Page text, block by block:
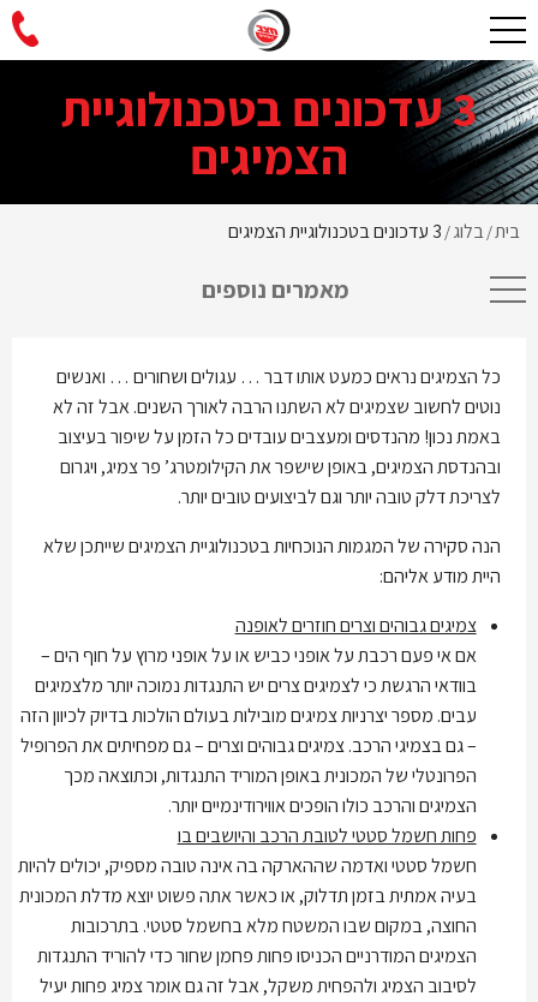
3 עדכונים בטכנולוגיית
הצמיגים
בית/בלוג/ 3 עדכונים בטכנולוגיית הצמיגים
מאמרים נוספים
כל הצמיגים נראים כמעט אותו דבר … עגולים ושחורים … ואנשים
נוטים לחשוב שצמיגים לא השתנו הרבה לאורך השנים. אבל זה לא
באמת נכון! מהנדסים ומעצבים עובדים כל הזמן על שיפור בעיצוב
ובהנדסת הצמיגים, באופן שישפר את הקילומטרג’ פר צמיג, ויגרום
לצריכת דלק טובה יותר וגם לביצועים טובים יותר.
הנה סקירה של המגמות הנוכחיות בטכנולוגיית הצמיגים שייתכן שלא
היית מודע אליהם:
צמיגים גבוהים וצרים חוזרים לאופנה
אם אי פעם רכבת על אופני כביש או על אופני מרוץ על חוף הים –
בוודאי הרגשת כי לצמיגים צרים יש התנגדות נמוכה יותר מלצמיגים
עבים. מספר יצרניות צמיגים מובילות בעולם הולכות בדיוק לכיוון הזה
– גם בצמיגי הרכב. צמיגים גבוהים וצרים – גם מפחיתים את הפרופיל
הפרונטלי של המכונית באופן המוריד התנגדות, וכתוצאה מכך
הצמיגים והרכב כולו הופכים אווירודינמיים יותר.
פחות חשמל סטטי לטובת הרכב והיושבים בו
חשמל סטטי ואדמה שההארקה בה אינה טובה מספיק, יכולים להיות
בעיה אמתית בזמן תדלוק, או כאשר אתה פשוט יוצא מדלת המכונית
החוצה, במקום שבו המשטח מלא בחשמל סטטי. בתרכובות
הצמיגים המודרניים הכניסו פחות פחמן שחור כדי להוריד התנגדות
לסיבוב הצמיג ולהפחית משקל, אבל זה גם אומר צמיג פחות יעיל